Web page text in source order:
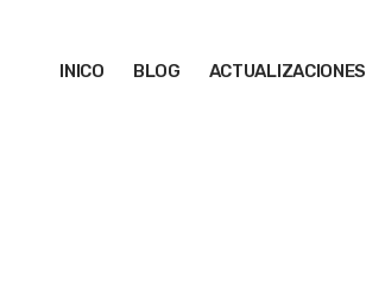
INICO BLOG ACTUALIZACIONES